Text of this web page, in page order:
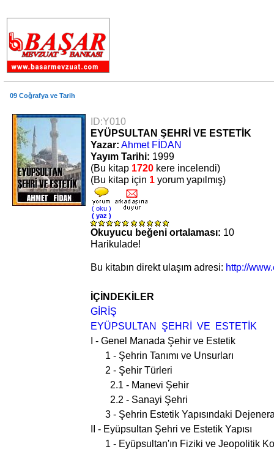
09 Coğrafya ve Tarih
ID:Y010
EYÜPSULTAN ŞEHRİ VE ESTETİK
Yazar: Ahmet FİDAN
Yayım Tarihi: 1999
(Bu kitap 1720 kere incelendi)
(Bu kitap için 1 yorum yapılmış)
( oku )
( yaz )
Okuyucu beğeni ortalaması: 10
Harikulade!
Bu kitabın direkt ulaşım adresi: http://
İÇİNDEKİLER
GİRİŞ
EYÜPSULTAN ŞEHRİ VE ESTETİK
I - Genel Manada Şehir ve Estetik
1 - Şehrin Tanımı ve Unsurları
2 - Şehir Türleri
2.1 - Manevi Şehir
2.2 - Sanayi Şehri
3 - Şehrin Estetik Yapısındaki
II - Eyüpsultan Şehri ve Estetik Yapısı
1 - Eyüpsultan'ın Fiziki ve Jeopolitik